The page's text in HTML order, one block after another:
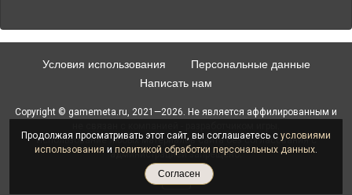
Условия использования
Персональные данные
Написать нам
Copyright © gamemeta.ru, 2021—2026. Не является аффилированным и
Использование любых материалов сайта без согласования с
администрацией запрещено.
18+
Продолжая просматривать этот сайт, вы соглашаетесь с условиями
использования и политикой обработки персональных данных.
Согласен